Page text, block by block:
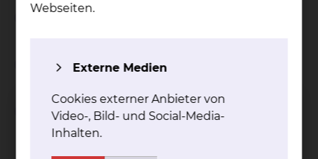
Weiterbildungszeit
Weiterbildungsinhalt
Definierte Untersuchungs- und
Behandlungsverfahren
Webseiten.
Externe Medien
Cookies externer Anbieter von
Video-, Bild- und Social-Media-
Inhalten.